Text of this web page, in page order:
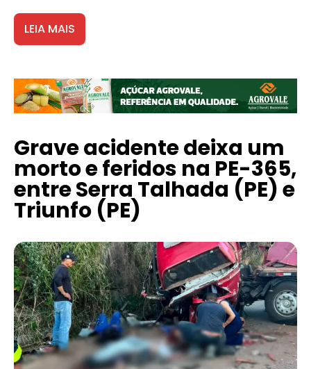
LEIA MAIS
Grave acidente deixa um
morto e feridos na PE-365,
entre Serra Talhada (PE) e
Triunfo (PE)